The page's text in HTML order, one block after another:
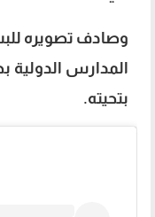
وصادف تصويره
المدارس الدولية
بتحيته.